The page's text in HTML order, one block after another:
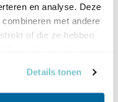
en analyse. Deze
met andere
of die ze hebben
Details tonen
Vind ik leuk